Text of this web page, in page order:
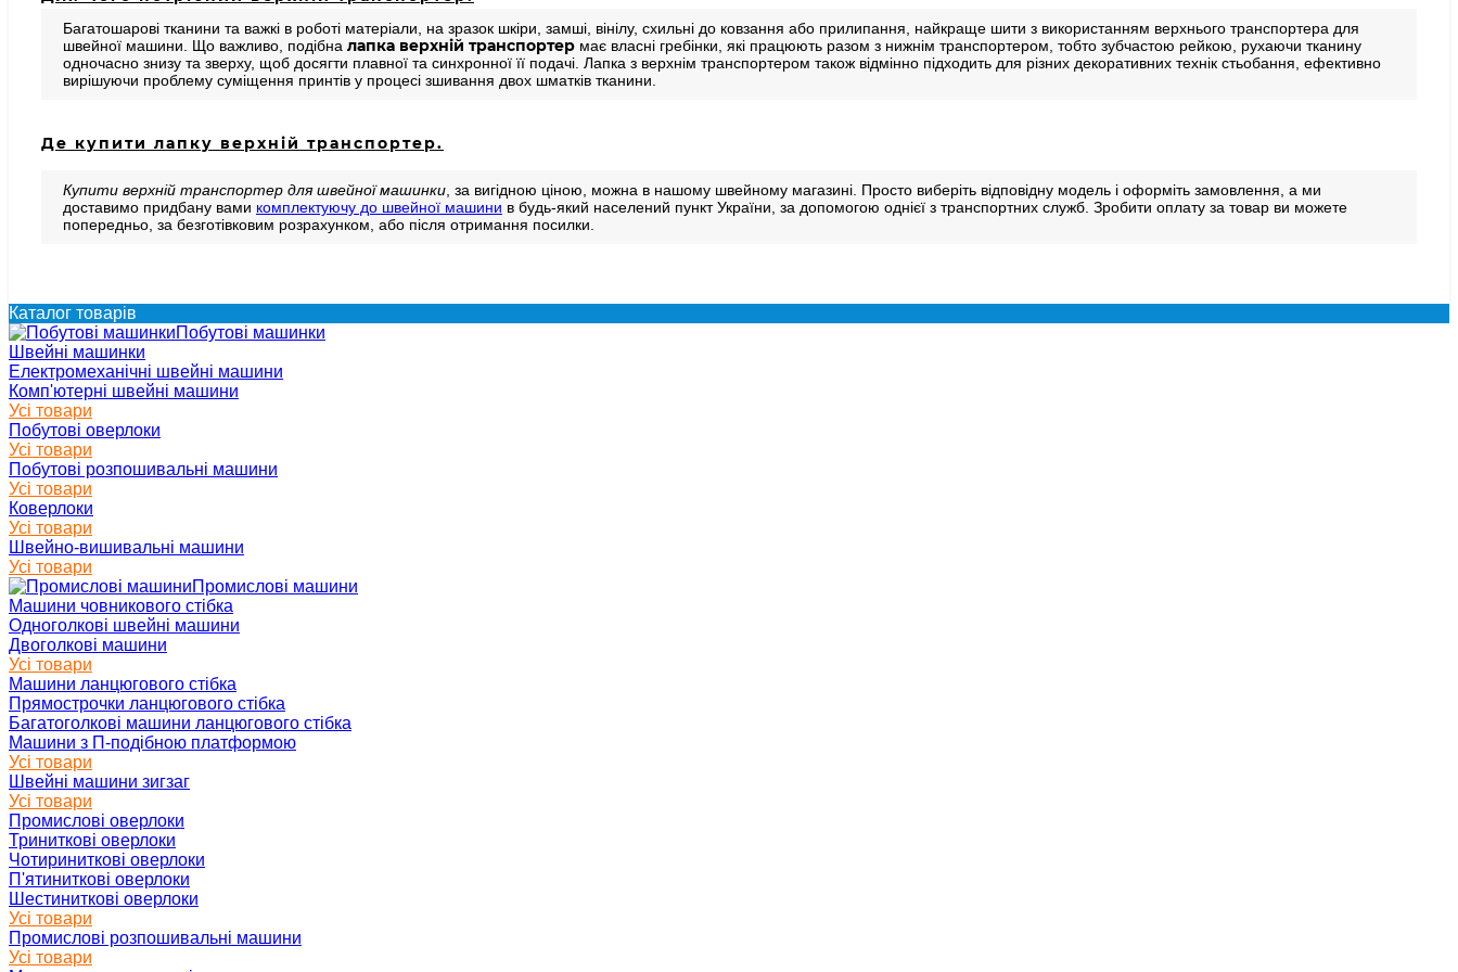
Багатошарові тканини та важкі в роботі матеріали, на зразок шкіри, замші, вінілу, схильні до ковзання або прилипання, найкраще шити з використанням верхнього транспортера для
швейної машини. Що важливо, подібна лапка верхній транспортер має власні гребінки, які працюють разом з нижнім транспортером, тобто зубчастою рейкою, рухаючи тканину
одночасно знизу та зверху, щоб досягти плавної та синхронної її подачі. Лапка з верхнім транспортером також відмінно підходить для різних декоративних технік стьобання, ефективно
вирішуючи проблему суміщення принтів у процесі зшивання двох шматків тканини.
Де купити лапку верхній транспортер.
Купити верхній транспортер для швейної машинки , за вигідною ціною, можна в нашому швейному магазині. Просто виберіть відповідну модель і оформіть замовлення, а ми
доставимо придбану вами комплектуючу до швейної машини в будь-який населений пункт України, за допомогою однієї з транспортних служб. Зробити оплату за товар ви можете
попередньо, за безготівковим розрахунком, або після отримання посилки.
Каталог товарів
Побутові машинки
Швейні машинки
Електромеханічні швейні машини
Комп'ютерні швейні машини
Усі товари
Побутові оверлоки
Усі товари
Побутові розпошивальні машини
Усі товари
Коверлоки
Усі товари
Швейно-вишивальні машини
Усі товари
Промислові машини
Машини човникового стібка
Одноголкові швейні машини
Двоголкові машини
Усі товари
Машини ланцюгового стібка
Прямострочки ланцюгового стібка
Багатоголкові машини ланцюгового стібка
Машини з П-подібною платформою
Усі товари
Швейні машини зигзаг
Усі товари
Промислові оверлоки
Триниткові оверлоки
Чотириниткові оверлоки
П'ятиниткові оверлоки
Шестиниткові оверлоки
Усі товари
Промислові розпошивальні машини
Усі товари